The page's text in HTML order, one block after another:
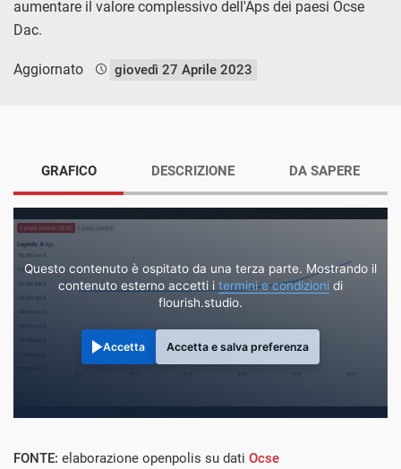
aumentare il valore complessivo dell'Aps dei paesi Ocse
Dac.
Aggiornato giovedì 27 Aprile 2023
GRAFICO
Questo contenuto è ospitato da una terza parte. Mostrando il
contenuto esterno accetti i termini e condizioni di
flourish.studio.
Accetta Accetta e salva preferenza
DESCRIZIONE DA SAPERE
FONTE: elaborazione openpolis su dati Ocse